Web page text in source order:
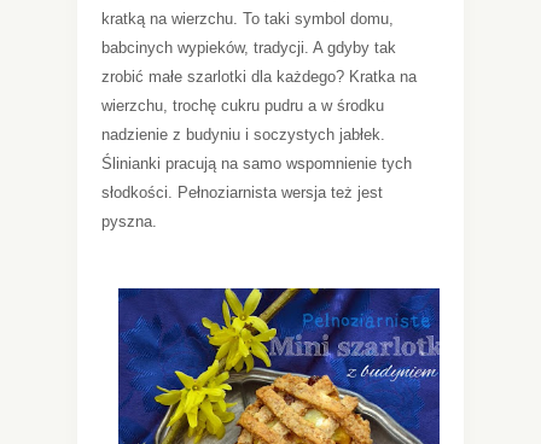
kratką na wierzchu. To taki symbol domu,
babcinych wypieków, tradycji. A gdyby tak
zrobić małe szarlotki dla każdego? Kratka na
wierzchu, trochę cukru pudru a w środku
nadzienie z budyniu i soczystych jabłek.
Ślinianki pracują na samo wspomnienie tych
słodkości. Pełnoziarnista wersja też jest
pyszna.